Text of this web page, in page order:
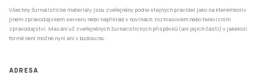
Všechny žurnalistické materiály jsou zveřejněny podle stejných pravidel jako na kterémkoliv
jiném zpravodajském serveru nebo například v novinách, rozhlasovém nebo televizním
zpravodajství. Mazání už zveřejněných žurnalistických příspěvků (ani jejich částí) v jakékoli
formě není možné nyní ani v budoucnu.
ADRESA